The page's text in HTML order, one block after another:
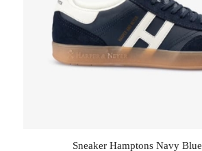
Sneaker Hamptons Navy Blue